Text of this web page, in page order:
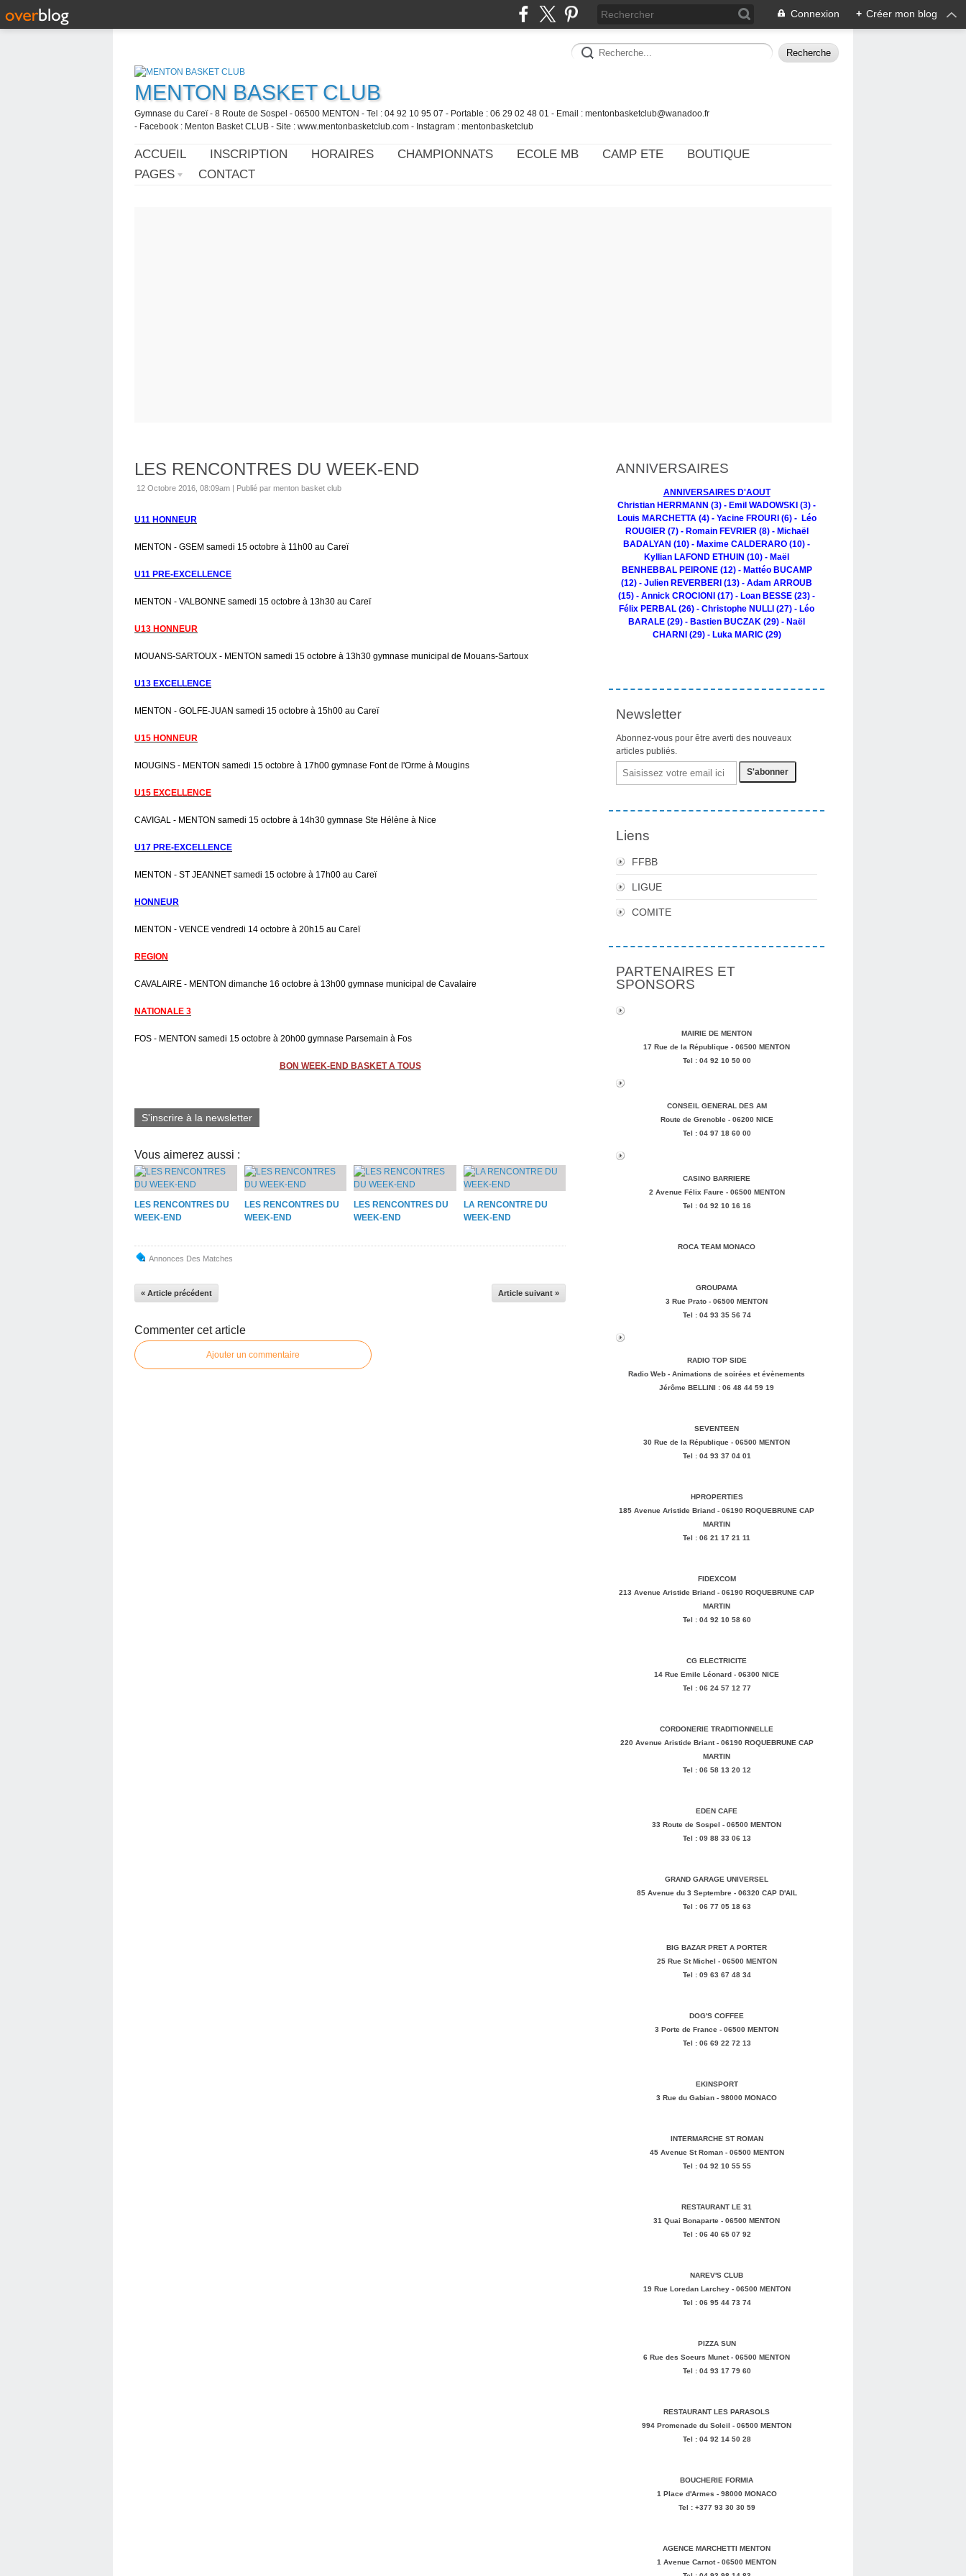
Connexion + Créer mon blog
MENTON BASKET CLUB
Gymnase du Careï - 8 Route de Sospel - 06500 MENTON - Tel : 04 92 10 95 07 - Portable : 06 29 02 48 01 - Email : mentonbasketclub@wanadoo.fr
- Facebook : Menton Basket CLUB - Site : www.mentonbasketclub.com - Instagram : mentonbasketclub
ACCUEIL INSCRIPTION HORAIRES CHAMPIONNATS ECOLE MB CAMP ETE
BOUTIQUE
PAGES
CONTACT
LES RENCONTRES DU WEEK-END
12 Octobre 2016, 08:09am | Publié par menton basket club
U11 HONNEUR
MENTON - GSEM samedi 15 octobre à 11h00 au Careï
U11 PRE-EXCELLENCE
MENTON - VALBONNE samedi 15 octobre à 13h30 au Careï
U13 HONNEUR
MOUANS-SARTOUX - MENTON samedi 15 octobre à 13h30 gymnase municipal de Mouans-Sartoux
U13 EXCELLENCE
MENTON - GOLFE-JUAN samedi 15 octobre à 15h00 au Careï
U15 HONNEUR
MOUGINS - MENTON samedi 15 octobre à 17h00 gymnase Font de l'Orme à Mougins
U15 EXCELLENCE
CAVIGAL - MENTON samedi 15 octobre à 14h30 gymnase Ste Hélène à Nice
U17 PRE-EXCELLENCE
MENTON - ST JEANNET samedi 15 octobre à 17h00 au Careï
HONNEUR
MENTON - VENCE vendredi 14 octobre à 20h15 au Careï
REGION
CAVALAIRE - MENTON dimanche 16 octobre à 13h00 gymnase municipal de Cavalaire
NATIONALE 3
FOS - MENTON samedi 15 octobre à 20h00 gymnase Parsemain à Fos
BON WEEK-END BASKET A TOUS
S'inscrire à la newsletter
Vous aimerez aussi :
LES RENCONTRES DU
WEEK-END
LES RENCONTRES DU
WEEK-END
LES RENCONTRES DU
WEEK-END
LA RENCONTRE DU
WEEK-END
Annonces Des Matches
« Article précédent Article suivant »
Commenter cet article
Ajouter un commentaire
ANNIVERSAIRES
ANNIVERSAIRES D'AOUT
Christian HERRMANN (3) - Emil WADOWSKI (3) -
Louis MARCHETTA (4) - Yacine FROURI (6) - Léo
ROUGIER (7) - Romain FEVRIER (8) - Michaël
BADALYAN (10) - Maxime CALDERARO (10) -
Kyllian LAFOND ETHUIN (10) - Maël
BENHEBBAL PEIRONE (12) - Mattéo BUCAMP
(12) - Julien REVERBERI (13) - Adam ARROUB
(15) - Annick CROCIONI (17) - Loan BESSE (23) -
Félix PERBAL (26) - Christophe NULLI (27) - Léo
BARALE (29) - Bastien BUCZAK (29) - Naël
CHARNI (29) - Luka MARIC (29)
Newsletter
Abonnez-vous pour être averti des nouveaux
articles publiés.
Email
Liens
FFBB
LIGUE
COMITE
PARTENAIRES ET
SPONSORS
MAIRIE DE MENTON
17 Rue de la République - 06500 MENTON
Tel : 04 92 10 50 00
CONSEIL GENERAL DES AM
Route de Grenoble - 06200 NICE
Tel : 04 97 18 60 00
CASINO BARRIERE
2 Avenue Félix Faure - 06500 MENTON
Tel : 04 92 10 16 16
ROCA TEAM MONACO
GROUPAMA
3 Rue Prato - 06500 MENTON
Tel : 04 93 35 56 74
RADIO TOP SIDE
Radio Web - Animations de soirées et évènements
Jérôme BELLINI : 06 48 44 59 19
SEVENTEEN
30 Rue de la République - 06500 MENTON
Tel : 04 93 37 04 01
HPROPERTIES
185 Avenue Aristide Briand - 06190 ROQUEBRUNE CAP
MARTIN
Tel : 06 21 17 21 11
FIDEXCOM
213 Avenue Aristide Briand - 06190 ROQUEBRUNE CAP
MARTIN
Tel : 04 92 10 58 60
CG ELECTRICITE
14 Rue Emile Léonard - 06300 NICE
Tel : 06 24 57 12 77
CORDONERIE TRADITIONNELLE
220 Avenue Aristide Briant - 06190 ROQUEBRUNE CAP
MARTIN
Tel : 06 58 13 20 12
EDEN CAFE
33 Route de Sospel - 06500 MENTON
Tel : 09 88 33 06 13
GRAND GARAGE UNIVERSEL
85 Avenue du 3 Septembre - 06320 CAP D'AIL
Tel : 06 77 05 18 63
BIG BAZAR PRET A PORTER
25 Rue St Michel - 06500 MENTON
Tel : 09 63 67 48 34
DOG'S COFFEE
3 Porte de France - 06500 MENTON
Tel : 06 69 22 72 13
EKINSPORT
3 Rue du Gabian - 98000 MONACO
INTERMARCHE ST ROMAN
45 Avenue St Roman - 06500 MENTON
Tel : 04 92 10 55 55
RESTAURANT LE 31
31 Quai Bonaparte - 06500 MENTON
Tel : 06 40 65 07 92
NAREV'S CLUB
19 Rue Loredan Larchey - 06500 MENTON
Tel : 06 95 44 73 74
PIZZA SUN
6 Rue des Soeurs Munet - 06500 MENTON
Tel : 04 93 17 79 60
RESTAURANT LES PARASOLS
994 Promenade du Soleil - 06500 MENTON
Tel : 04 92 14 50 28
BOUCHERIE FORMIA
1 Place d'Armes - 98000 MONACO
Tel : +377 93 30 30 59
AGENCE MARCHETTI MENTON
1 Avenue Carnot - 06500 MENTON